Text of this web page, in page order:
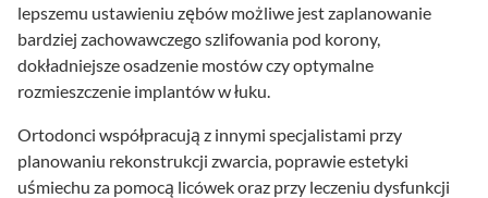
lepszemu ustawieniu zębów możliwe jest zaplanowanie
bardziej zachowawczego szlifowania pod korony,
dokładniejsze osadzenie mostów czy optymalne
rozmieszczenie implantów w łuku.
Ortodonci współpracują z innymi specjalistami przy
planowaniu rekonstrukcji zwarcia, poprawie estetyki
uśmiechu za pomocą licówek oraz przy leczeniu dysfunkcji